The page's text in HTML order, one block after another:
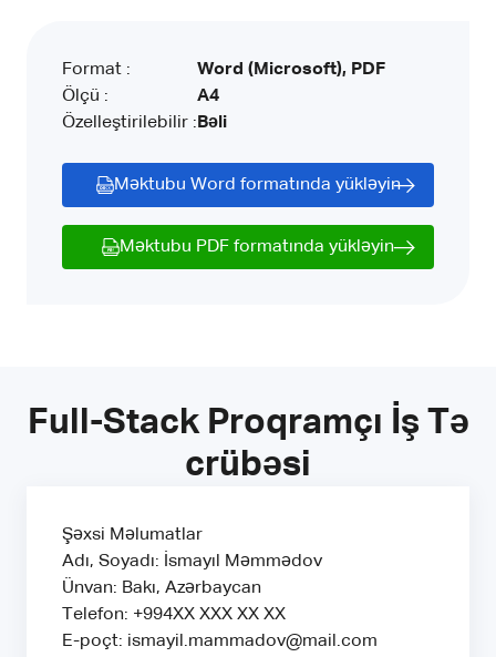
Format :
Ölçü :
Özelleştirilebilir :
Word (Microsoft), PDF
A4
Bəli
Məktubu Word formatında yükləyin
Məktubu PDF formatında yükləyin
Full-Stack Proqramçı İş Tə
crübəsi
Şəxsi Məlumatlar
Adı, Soyadı: İsmayıl Məmmədov
Ünvan: Bakı, Azərbaycan
Telefon: +994XX XXX XX XX
E-poçt: ismayil.mammadov@mail.com